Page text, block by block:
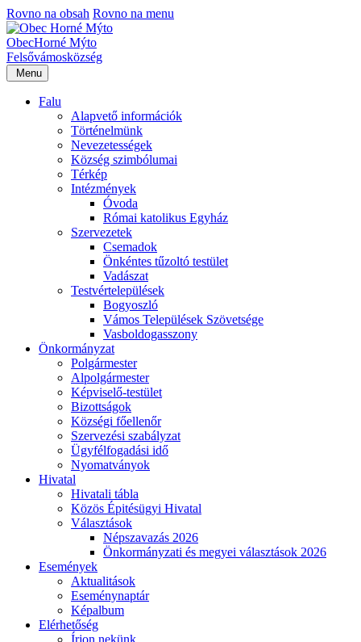
Rovno na obsah Rovno na menu
ObecHorné Mýto
Felsővámosközség
Menu
Falu
Alapvető információk
Történelmünk
Nevezetességek
Község szimbólumai
Térkép
Intézmények
Óvoda
Római katolikus Egyház
Szervezetek
Csemadok
Önkéntes tűzoltó testület
Vadászat
Testvértelepülések
Bogyoszló
Vámos Települések Szövetsége
Vasboldogasszony
Önkormányzat
Polgármester
Alpolgármester
Képviselő-testület
Bizottságok
Községi főellenőr
Szervezési szabályzat
Ügyfélfogadási idő
Nyomatványok
Hivatal
Hivatali tábla
Közös Épitésügyi Hivatal
Választások
Népszavazás 2026
Önkormányzati és megyei választások 2026
Események
Aktualitások
Eseménynaptár
Képalbum
Elérhetőség
Írjon nekünk